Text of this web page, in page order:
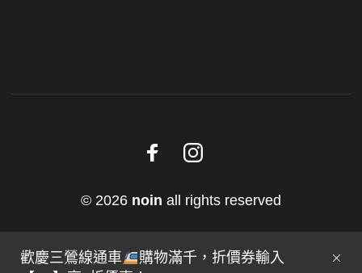
歡慶三鶯線通車
購物滿千，折價券輸入
© 2026 noin all rights reserved